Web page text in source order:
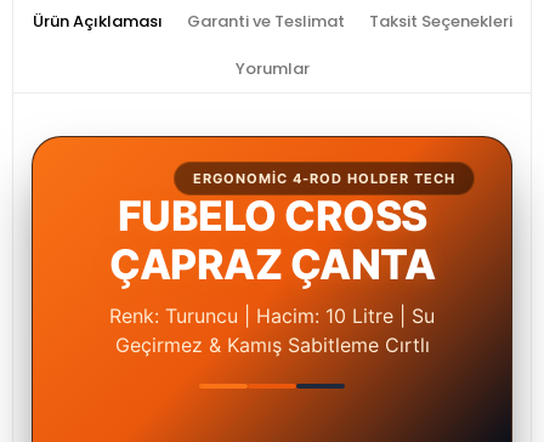
Ürün Açıklaması Garanti ve Teslimat Taksit Seçenekleri
Yorumlar
ERGONOMIC 4-ROD HOLDER TECH
FUBELO CROSS
ÇAPRAZ ÇANTA
Renk: Turuncu | Hacim: 10 Litre | Su
Geçirmez & Kamış Sabitleme Cırtlı